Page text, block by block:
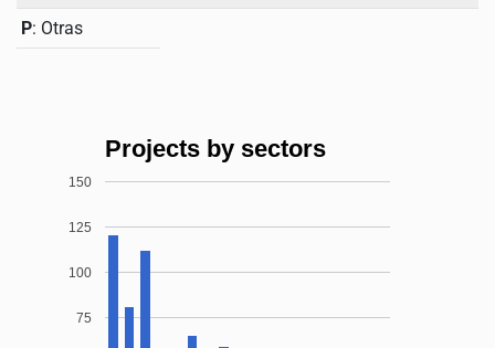
P: Otras
Projects by sectors
75
100
125
150